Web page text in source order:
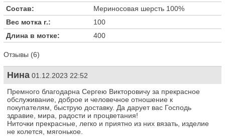
Состав:
Мериносовая шерсть 100%
Вес мотка г.:
100
Длина в мотке:
400
Отзывы (6)
Нина 01.12.2023 22:52
Премного благодарна Сергею Викторовичу за прекрасное
обслуживание, доброе и человечное отношение к
покупателям, быструю доставку. Да дарует вас Господь
здравие, мира, радости и процветания!
Ниточки прекрасные, легко и приятно из них вязать, изделие
не колется, мягонькое.